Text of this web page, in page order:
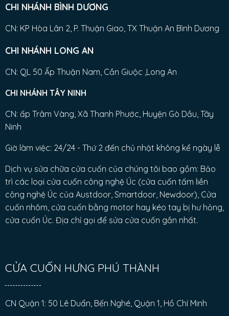
CHI NHÁNH BÌNH DƯƠNG
CN: KP Hòa Lân 2, P. Thuận Giao, TX Thuận An Bình Dương
CHI NHÁNH LONG AN
CN: QL 50 Ấp Thuận Nam, Cần Giuộc ,Long An
CHI NHÁNH TÂY NINH
CN: ấp Trâm Vàng, Xã Thanh Phước, Huyện Gò Dầu, Tây
Ninh
Giờ làm việc: 24/24 - Thứ 2 đến chủ nhật không kể ngày lễ
Dịch vụ sửa chữa cửa cuốn của chúng tôi bao gồm: Bảo
trì các loại cửa cuốn công nghệ Úc (cửa cuốn tấm liền
công nghệ Úc của Austdoor, Smartdoor, Newdoor), Cửa
cuốn nhôm, cửa cuốn bằng motor hay kéo tay bị hư hỏng,
cửa cuốn Úc. Địa chỉ gọi để sửa cửa cuốn gần nhất.
CỬA CUỐN HƯNG PHÚ THÀNH
CN Quận 1: 50 Lê Duẩn, Bến Nghé, Quận 1, Hồ Chí Minh